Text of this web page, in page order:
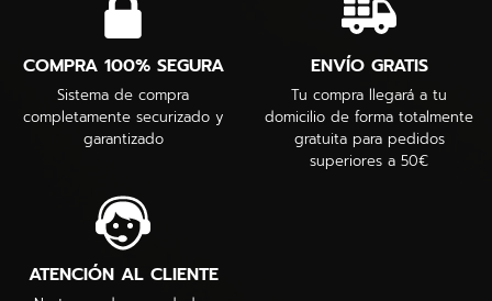
COMPRA 100% SEGURA
Sistema de compra
completamente securizado y
garantizado
ENVÍO GRATIS
Tu compra llegará a tu
domicilio de forma totalmente
gratuita para pedidos
superiores a 50€
ATENCIÓN AL CLIENTE